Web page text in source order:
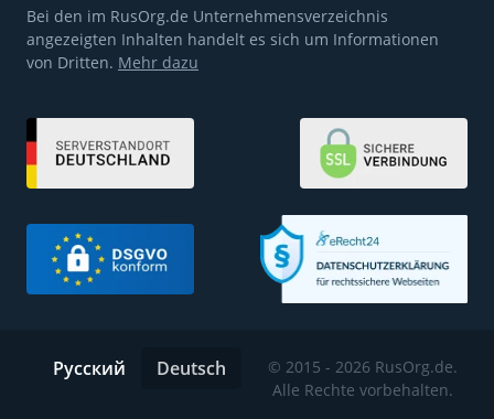
Bei den im RusOrg.de Unternehmensverzeichnis
angezeigten Inhalten handelt es sich um Informationen
von Dritten. Mehr dazu
© 2015 - 2026 RusOrg.de.
Alle Rechte vorbehalten.
Русский Deutsch